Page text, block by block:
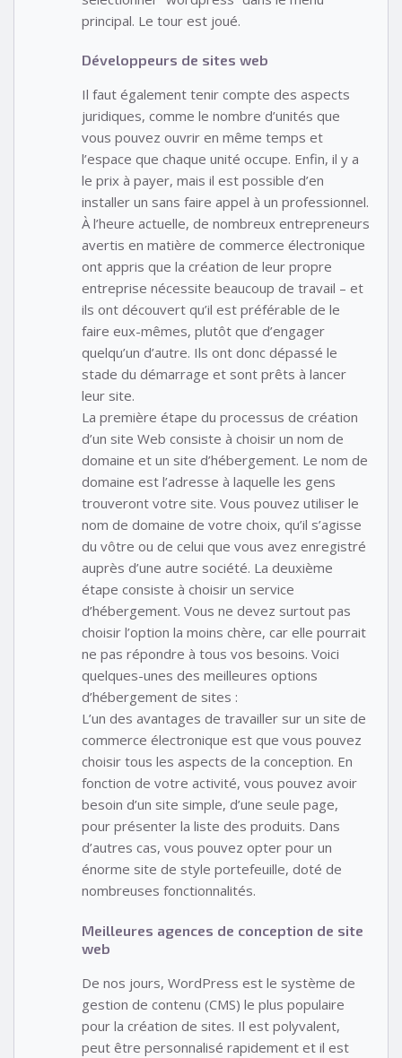
principal. Le tour est joué.
Développeurs de sites web
Il faut également tenir compte des aspects
juridiques, comme le nombre d’unités que
vous pouvez ouvrir en même temps et
l’espace que chaque unité occupe. Enfin, il y a
le prix à payer, mais il est possible d’en
installer un sans faire appel à un professionnel.
À l’heure actuelle, de nombreux entrepreneurs
avertis en matière de commerce électronique
ont appris que la création de leur propre
entreprise nécessite beaucoup de travail – et
ils ont découvert qu’il est préférable de le
faire eux-mêmes, plutôt que d’engager
quelqu’un d’autre. Ils ont donc dépassé le
stade du démarrage et sont prêts à lancer
leur site.
La première étape du processus de création
d’un site Web consiste à choisir un nom de
domaine et un site d’hébergement. Le nom de
domaine est l’adresse à laquelle les gens
trouveront votre site. Vous pouvez utiliser le
nom de domaine de votre choix, qu’il s’agisse
du vôtre ou de celui que vous avez enregistré
auprès d’une autre société. La deuxième
étape consiste à choisir un service
d’hébergement. Vous ne devez surtout pas
choisir l’option la moins chère, car elle pourrait
ne pas répondre à tous vos besoins. Voici
quelques-unes des meilleures options
d’hébergement de sites :
L’un des avantages de travailler sur un site de
commerce électronique est que vous pouvez
choisir tous les aspects de la conception. En
fonction de votre activité, vous pouvez avoir
besoin d’un site simple, d’une seule page,
pour présenter la liste des produits. Dans
d’autres cas, vous pouvez opter pour un
énorme site de style portefeuille, doté de
nombreuses fonctionnalités.
Meilleures agences de conception de site
web
De nos jours, WordPress est le système de
gestion de contenu (CMS) le plus populaire
pour la création de sites. Il est polyvalent,
peut être personnalisé rapidement et il est